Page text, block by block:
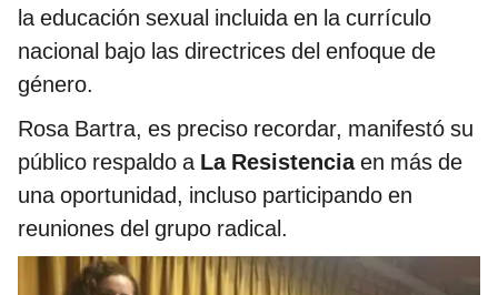
la educación sexual incluida en la currículo
nacional bajo las directrices del enfoque de
género.
Rosa Bartra, es preciso recordar, manifestó su
público respaldo a La Resistenciaen más de
una oportunidad, incluso participando en
reuniones del grupo radical.